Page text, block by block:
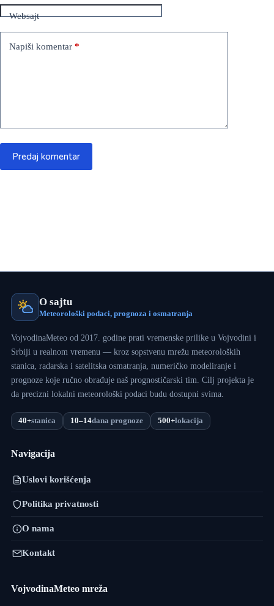
Websajt
Napiši komentar *
Predaj komentar
O sajtu
Meteorološki podaci, prognoza i osmatranja
VojvodinaMeteo od 2017. godine prati vremenske prilike u Vojvodini i
Srbiji u realnom vremenu — kroz sopstvenu mrežu meteoroloških
stanica, radarska i satelitska osmatranja, numeričko modeliranje i
prognoze koje ručno obrađuje naš prognostičarski tim. Cilj projekta je
da precizni lokalni meteorološki podaci budu dostupni svima.
40+stanica 10–14dana prognoze 500+lokacija
Navigacija
Uslovi korišćenja
Politika privatnosti
O nama
Kontakt
VojvodinaMeteo mreža